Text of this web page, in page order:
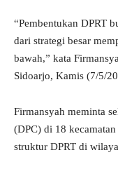
“Pembentukan DPRT
dari strategi besar
bawah,” kata
Sidoarjo, Kamis (7/5/
Firmansyah meminta
(DPC) di 18
struktur DPRT di